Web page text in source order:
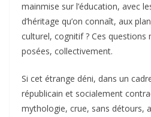
mainmise sur l’éducation, avec
d’héritage qu’on connaît, aux
culturel, cognitif ? Ces questions
posées, collectivement.
Si cet étrange déni, dans un
républicain et socialement
mythologie, crue, sans détours,